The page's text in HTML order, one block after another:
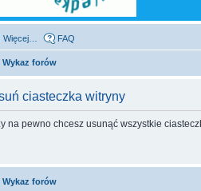
Więcej… FAQ
Wykaz forów
ciasteczka witryny
na pewno chcesz usunąć wszystkie
Wykaz forów